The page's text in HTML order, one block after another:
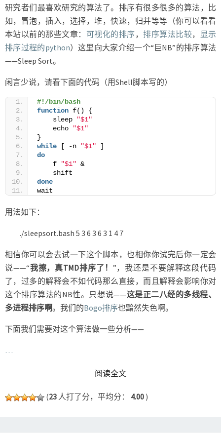
研究者们最喜欢研究的算法了。排序有很多很多的算法，比
如，冒泡，插入，选择，堆，快速，归并等等（你可以看看
本站以前的那些文章： 可视化的排序，排序算法比较，
显示
排序过程的python）这里向大家介绍一个“巨NB”的排序算法
——Sleep Sort。
闲言少说，请看下面的代码（用Shell脚本写的）
#!/bin/bash
function f() {
    sleep
"$1"
    echo
"$1"
}
while [ -n "$1" ]
do
    f
"$1" &
    shift
done
wait
用法如下：
./sleepsort.bash 5 3 6 3 6 3 1 4 7
相信你可以会去试一下这个脚本，也相你你试完后你一定会
说——“我擦，真TMD排序了！ ”，我还是不要解释这段代码
了，过多的解释会不如代码那么直接，而且解释会影响你对
这个排序算法的NB性。只想说——这是正二八经的多线程、
多进程排序啊。我们的Bogo排序也黯然失色啊。
下面我们需要对这个算法做一些分析——
…
阅读全文READ MORE
(23 人打了分，平均分： 4.00 )